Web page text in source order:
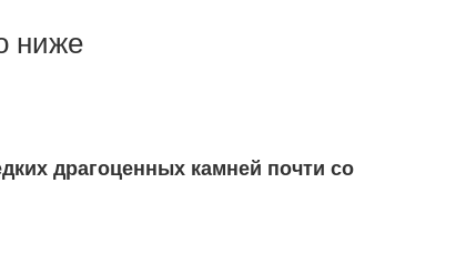
ниже
драгоценных камней почти со